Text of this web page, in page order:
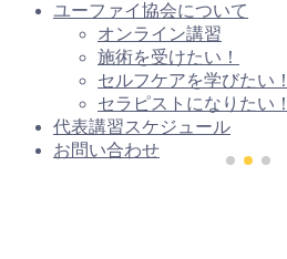
ユーファイ協会について
オンライン講習
施術を受けたい！
セルフケアを学びたい！
セラピストになりたい！
代表講習スケジュール
お問い合わせ